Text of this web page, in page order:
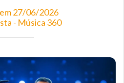
27/06/2026
- Música 360